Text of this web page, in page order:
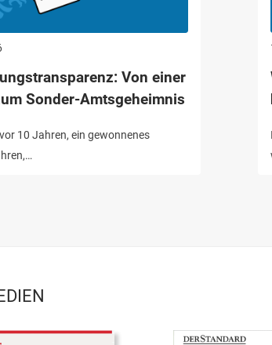
Von einer
Sonder-Amtsgeheimnis
10 Jahren, ein gewonnenes